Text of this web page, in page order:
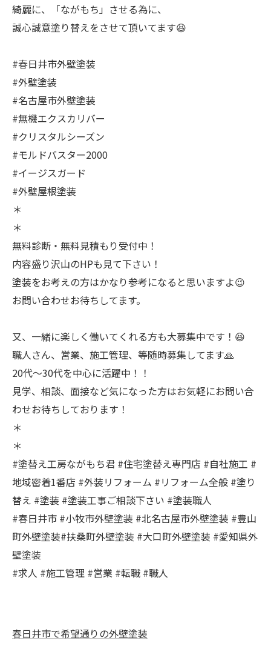
綺麗に、「ながもち」させる為に、
誠心誠意塗り替えをさせて頂いてます😆
#春日井市外壁塗装
#外壁塗装
#名古屋市外壁塗装
#無機エクスカリバー
#クリスタルシーズン
#モルドバスター2000
#イージスガード
#外壁屋根塗装
＊
＊
無料診断・無料見積もり受付中！
内容盛り沢山のHPも見て下さい！
塗装をお考えの方はかなり参考になると思いますよ😉
お問い合わせお待ちしてます。
又、一緒に楽しく働いてくれる方も大募集中です！😆
職人さん、営業、施工管理、等随時募集してます🙏
20代〜30代を中心に活躍中！！
見学、相談、面接など気になった方はお気軽にお問い合
わせお待ちしております！
＊
＊
#塗替え工房ながもち君 #住宅塗替え専門店 #自社施工 #
地域密着1番店 #外装リフォーム #リフォーム全般 #塗り
替え #塗装 #塗装工事ご相談下さい #塗装職人
#春日井市 #小牧市外壁塗装 #北名古屋市外壁塗装 #豊山
町外壁塗装#扶桑町外壁塗装 #大口町外壁塗装 #愛知県外
壁塗装
#求人 #施工管理 #営業 #転職 #職人
春日井市で希望通りの外壁塗装